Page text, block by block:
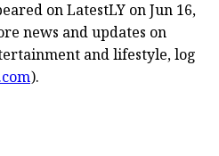
on LatestLY on Jun 16,
news and updates on
and lifestyle, log
).